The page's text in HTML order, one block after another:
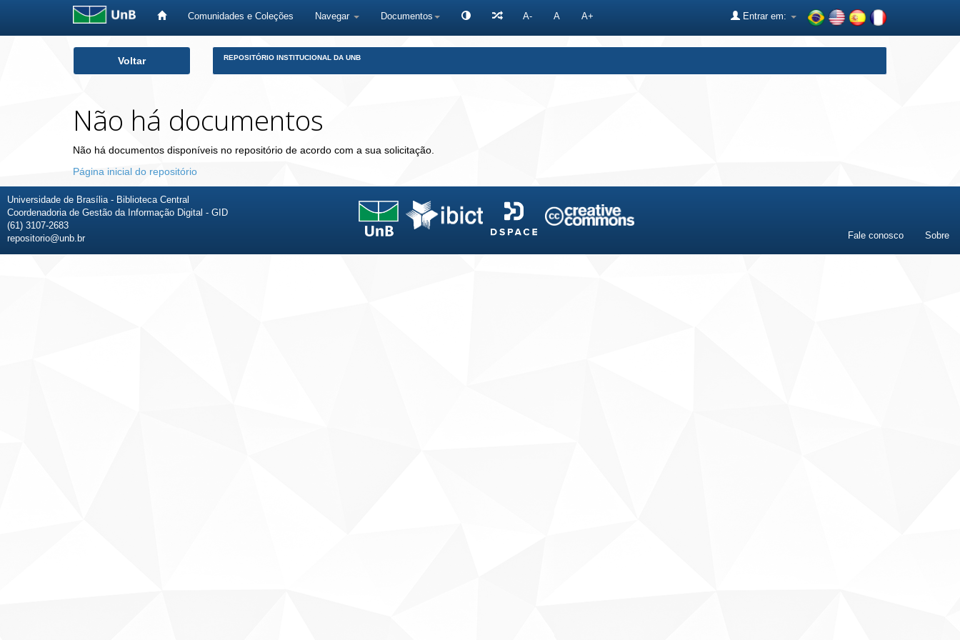
Comunidades e Coleções Navegar Documentos A- A A+ Entrar em:
Voltar REPOSITÓRIO INSTITUCIONAL DA UNB
Não há documentos
Não há documentos disponíveis no repositório de acordo com a sua solicitação.
Página inicial do repositório
Universidade de Brasília - Biblioteca Central
Coordenadoria de Gestão da Informação Digital - GID
(61) 3107-2683
repositorio@unb.br
Fale conosco Sobre